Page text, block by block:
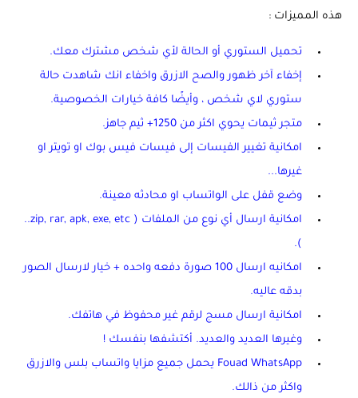
هذه المميزات :
تحميل الستوري أو الحالة لأي شخص مشترك معك.
إخفاء آخر ظهور والصح الازرق واخفاء انك شاهدت حالة
ستوري لاي شخص ، وأيضًا كافة خيارات الخصوصية.
متجر ثيمات يحوي اكثر من 1250+ ثيم جاهز.
امكانية تغيير الفيسات إلى فيسات فيس بوك او تويتر او
غيرها...
وضع قفل على الواتساب او محادثه معينة.
امكانية ارسال أي نوع من الملفات ( zip, rar, apk, exe, etc..
).
امكانيه ارسال 100 صورة دفعه واحده + خيار لارسال الصور
بدقه عاليه.
امكانية ارسال مسج لرقم غير محفوظ في هاتفك.
وغيرها العديد والعديد. أكتشفها بنفسك !
Fouad WhatsApp يحمل جميع مزايا واتساب بلس والازرق
واكثر من ذالك.